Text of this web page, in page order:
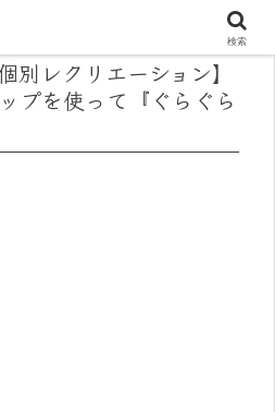
別レクリエーション】
プを使って『ぐらぐら
検索